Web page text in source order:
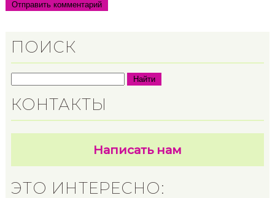
ПОИСК
Найти
КОНТАКТЫ
Написать нам
ЭТО ИНТЕРЕСНО: